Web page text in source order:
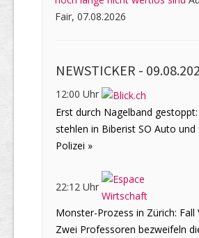
Fair, 07.08.2026
NEWSTICKER -
12:00 Uhr
Erst durch Nagelband gestoppt:
stehlen in Biberist SO Auto
Polizei »
22:12 Uhr
Monster-Prozess in Zürich: Fall
Zwei Professoren bezweifeln